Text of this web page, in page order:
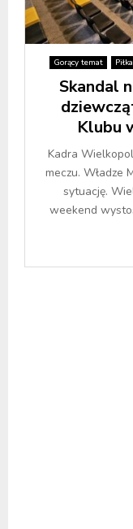
Gorący temat
Skandal
Klubu
Kadra
meczu. Władze
sytuację.
weekend